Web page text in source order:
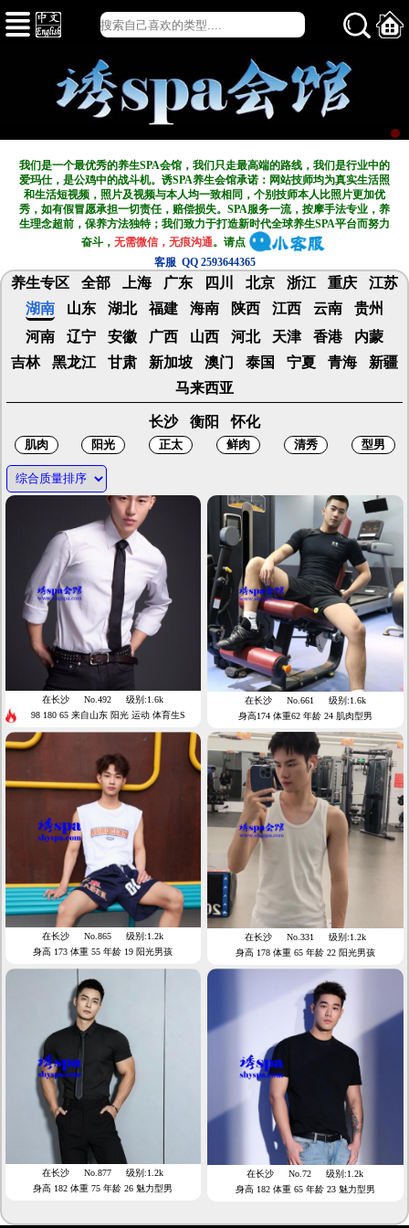
我们是一个最优秀的养生SPA会馆，我们只走最高端的路线，我们是行业中的
爱玛仕，是公鸡中的战斗机。诱SPA养生会馆承诺：网站技师均为真实生活照
和生活短视频，照片及视频与本人均一致相同，个别技师本人比照片更加优
秀，如有假冒愿承担一切责任，赔偿损失。SPA服务一流，按摩手法专业，养
生理念超前，保养方法独特；我们致力于打造新时代全球养生SPA平台而努力
奋斗，无需微信，无痕沟通。请点
客服 QQ 2593644365
养生专区 全部 上海 广东 四川 北京 浙江 重庆
江苏
湖南
山东 湖北 福建 海南 陕西 江西 云南
贵州
河南
辽宁 安徽 广西 山西 河北 天津 香港
内蒙
吉林
黑龙江 甘肃 新加坡 澳门 泰国 宁夏 青海
新疆
马来西亚
长沙 衡阳 怀化
在长沙 No.492
级别:1.6k
98 180 65 来自山东 阳光 运动 体育生S
在长沙 No.661
级别:1.6k
身高174 体重62 年龄 24 肌肉型男
在长沙 No.865
级别:1.2k
身高 173 体重 55 年龄 19 阳光男孩
在长沙 No.331
级别:1.2k
身高 178 体重 65 年龄 22 阳光男孩
在长沙 No.877
级别:1.2k
身高 182 体重 75 年龄 26 魅力型男
在长沙 No.72
级别:1.2k
身高 182 体重 65 年龄 23 魅力型男